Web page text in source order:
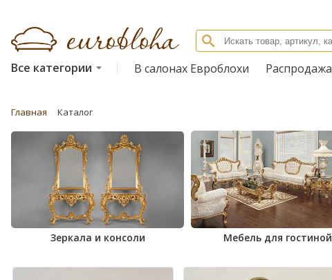
Все категории В салонах Евроблохи Распродажа
Главная Каталог
Зеркала и консоли Мебель для гостиной